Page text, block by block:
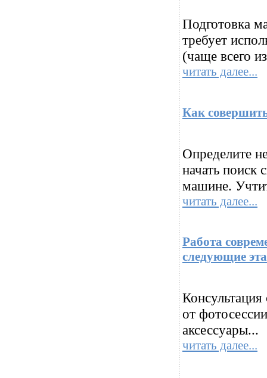
Подготовка
требует
(чаще всего
читать далее...
Как
Определите
начать поиск
машине.
читать далее...
Работа
следующие
от
аксессуары...
читать далее...